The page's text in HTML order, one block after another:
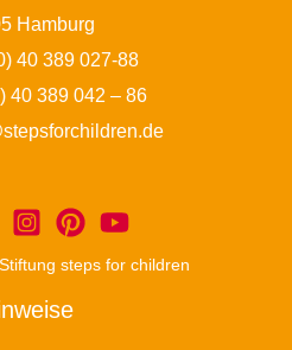
Hamburg
40 389 027-88
40 389 042 – 86
steps for children